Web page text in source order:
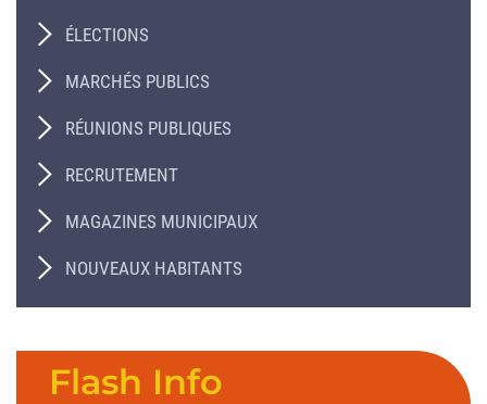
ÉLECTIONS
MARCHÉS PUBLICS
RÉUNIONS PUBLIQUES
RECRUTEMENT
MAGAZINES MUNICIPAUX
NOUVEAUX HABITANTS
Flash Info